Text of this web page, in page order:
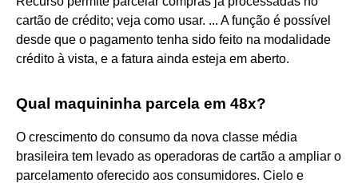
cartão de crédito; veja como usar. ... A função é possível
desde que o pagamento tenha sido feito na modalidade
crédito à vista, e a fatura ainda esteja em aberto.
Qual maquininha parcela em 48x?
O crescimento do consumo da nova classe média
brasileira tem levado as operadoras de cartão a ampliar o
parcelamento oferecido aos consumidores. Cielo e